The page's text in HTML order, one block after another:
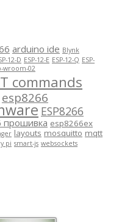
arduino ide Blynk
12-D ESP-12-E ESP-12-Q ESP-
wroom-02
commands
esp8266
ESP8266
прошивка esp8266ex
layouts mosquitto mqtt
pi smart-js websockets